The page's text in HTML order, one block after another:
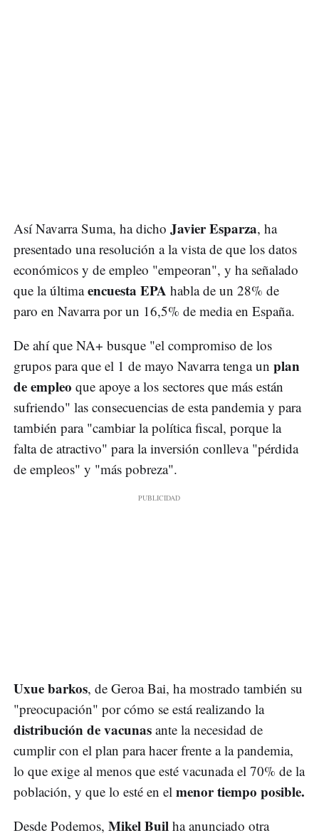
Así Navarra Suma, ha dicho Javier Esparza, ha
presentado una resolución a la vista de que los datos
económicos y de empleo "empeoran", y ha señalado
que la últimaencuesta EPA habla de un 28% de
paro en Navarra por un 16,5% de media en España.
De ahí que NA+ busque "el compromiso de los
grupos para que el 1 de mayo Navarra tenga un plan
de empleo que apoye a los sectores que más están
sufriendo" las consecuencias de esta pandemia y para
también para "cambiar la política fiscal, porque la
falta de atractivo" para la inversión conlleva "pérdida
de empleos" y "más pobreza".
Uxue barkos, de Geroa Bai, ha mostrado también su
"preocupación" por cómo se está realizando la
distribución de vacunas ante la necesidad de
cumplir con el plan para hacer frente a la pandemia,
lo que exige al menos que esté vacunada el 70% de la
población, y que lo esté en el menor tiempo posible.
Desde Podemos, Mikel Buil ha anunciado otra